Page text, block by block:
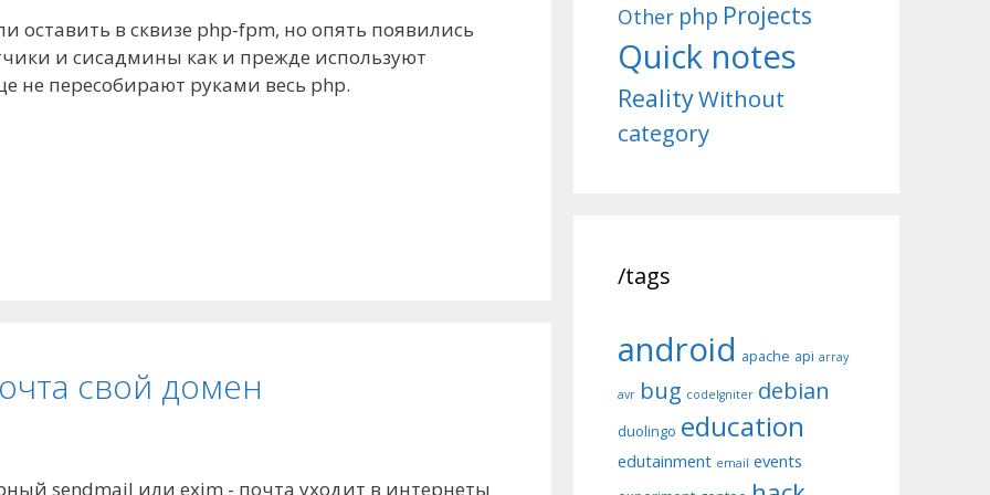
в сквизе php-fpm, но опять появились
и сисадмины как и прежде используют
не пересобирают руками весь php.
свой домен
sendmail или exim - почта уходит в интернеты
Other php Projects
Quick notes
RealityWithout
category
/tags
android apache api array
avr bug codeIgniter debian
duolingo education
edutainment email events